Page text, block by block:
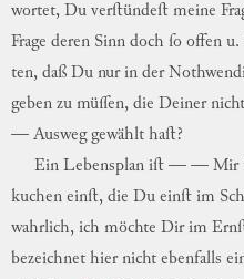
wortet, Du verſtündeſt meine
Frage deren Sinn doch ſo offen u.
ten, daß Du nur in der
geben zu müſſen, die Deiner nicht
— Ausweg gewählt haſt?
Ein Lebensplan iſt — — Mir
kuchen einſt, die Du einſt im
wahrlich, ich möchte Dir im
bezeichnet hier nicht ebenfalls